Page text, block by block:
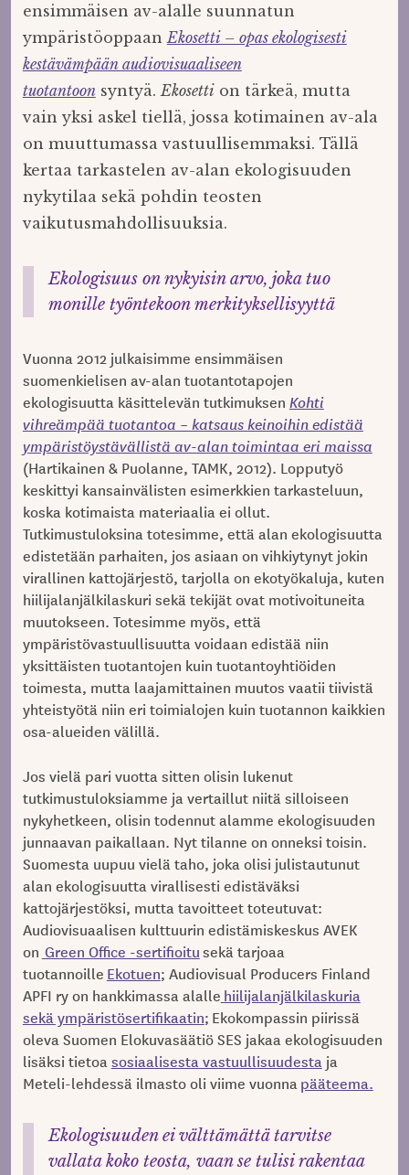
ensimmäisen av-alalle suunnatun
ympäristöoppaan Ekosetti – opas ekologisesti
kestävämpään audiovisuaaliseen
tuotantoonsyntyä. Ekosettion tärkeä, mutta
vain yksi askel tiellä, jossa kotimainen av-ala
on muuttumassa vastuullisemmaksi. Tällä
kertaa tarkastelen av-alan ekologisuuden
nykytilaa sekä pohdin teosten
vaikutusmahdollisuuksia.
Ekologisuus on nykyisin arvo, joka tuo
monille työntekoon merkityksellisyyttä
Vuonna 2012 julkaisimme ensimmäisen
suomenkielisen av-alan tuotantotapojen
ekologisuutta käsittelevän tutkimuksen Kohti
vihreämpää tuotantoa – katsaus keinoihin edistää
ympäristöystävällistä av-alan toimintaa eri maissa
(Hartikainen & Puolanne, TAMK, 2012). Lopputyö
keskittyi kansainvälisten esimerkkien tarkasteluun,
koska kotimaista materiaalia ei ollut.
Tutkimustuloksina totesimme, että alan ekologisuutta
edistetään parhaiten, jos asiaan on vihkiytynyt jokin
virallinen kattojärjestö, tarjolla on ekotyökaluja, kuten
hiilijalanjälkilaskuri sekä tekijät ovat motivoituneita
muutokseen. Totesimme myös, että
ympäristövastuullisuutta voidaan edistää niin
yksittäisten tuotantojen kuin tuotantoyhtiöiden
toimesta, mutta laajamittainen muutos vaatii tiivistä
yhteistyötä niin eri toimialojen kuin tuotannon kaikkien
osa-alueiden välillä.
Jos vielä pari vuotta sitten olisin lukenut
tutkimustuloksiamme ja vertaillut niitä silloiseen
nykyhetkeen, olisin todennut alamme ekologisuuden
junnaavan paikallaan. Nyt tilanne on onneksi toisin.
Suomesta uupuu vielä taho, joka olisi julistautunut
alan ekologisuutta virallisesti edistäväksi
kattojärjestöksi, mutta tavoitteet toteutuvat:
Audiovisuaalisen kulttuurin edistämiskeskus AVEK
on Green Office -sertifioitusekä tarjoaa
tuotannoille Ekotuen; Audiovisual Producers Finland
APFI ry on hankkimassa alalle hiilijalanjälkilaskuria
sekä ympäristösertifikaatin; Ekokompassin piirissä
oleva Suomen Elokuvasäätiö SES jakaa ekologisuuden
lisäksi tietoasosiaalisesta vastuullisuudestaja
Meteli-lehdessä ilmasto oli viime vuonnapääteema.
Ekologisuuden ei välttämättä tarvitse
vallata koko teosta, vaan se tulisi rakentaa